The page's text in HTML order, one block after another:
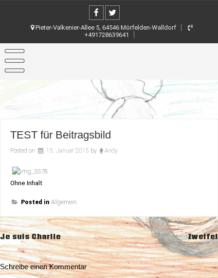
Pieter-Valkenier-Allee 5, 64546 Mörfelden-Walldorf
+491728639641
TEST für Beitragsbild
Posted on 15. Januar 2015 by Andy
Ohne Inhalt
Posted in Allgemein
Beitragsnavigation
Je suis Charlie Zweifel
Schreibe einen Kommentar